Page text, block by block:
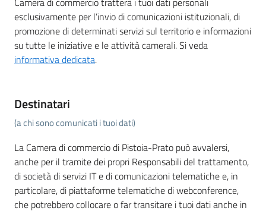
esclusivamente per l’invio di comunicazioni istituzionali, di
promozione di determinati servizi sul territorio e informazioni
su tutte le iniziative e le attività camerali. Si veda
informativa dedicata.
Destinatari
(a chi sono comunicati i tuoi dati)
La Camera di commercio di Pistoia-Prato può avvalersi,
anche per il tramite dei propri Responsabili del trattamento,
di società di servizi IT e di comunicazioni telematiche e, in
particolare, di piattaforme telematiche di webconference,
che potrebbero collocare o far transitare i tuoi dati anche in